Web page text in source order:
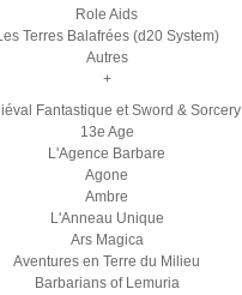
Role Aids
Terres Balafrées (d20 System)
Autres
+
Fantastique et Sword & Sorcery
13e Age
L'Agence Barbare
Agone
Ambre
L'Anneau Unique
Ars Magica
Aventures en Terre du Milieu
Barbarians of Lemuria